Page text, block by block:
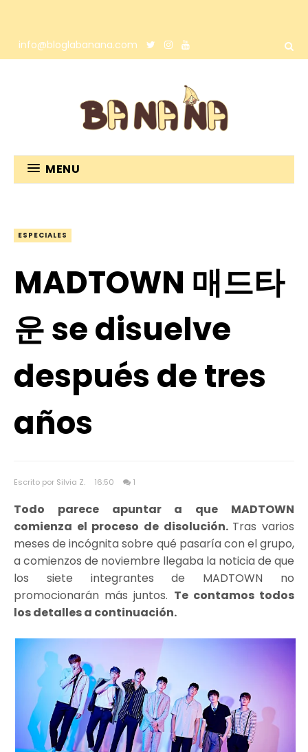
info@bloglabanana.com
MENU
ESPECIALES
MADTOWN 매드타
운 se disuelve
después de tres
años
Escrito por Silvia Z. 16:50 1
Todo parece apuntar a que MADTOWN
comienza el proceso de disolución. Tras varios
meses de incógnita sobre qué pasaría con el grupo,
a comienzos de noviembre llegaba la noticia de que
los siete integrantes de MADTOWN no
promocionarán más juntos. Te contamos todos
los detalles a continuación.